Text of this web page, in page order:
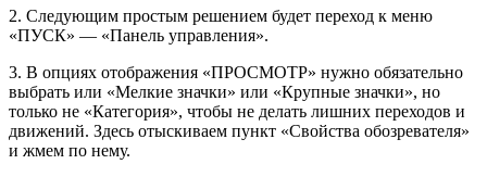
2. Следующим простым решением будет переход к меню
«ПУСК» — «Панель управления».
3. В опциях отображения «ПРОСМОТР» нужно обязательно
выбрать или «Мелкие значки» или «Крупные значки», но
только не «Категория», чтобы не делать лишних переходов и
движений. Здесь отыскиваем пункт «Свойства обозревателя»
и жмем по нему.